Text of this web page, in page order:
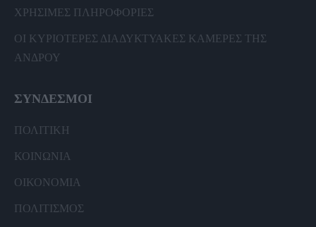
ΧΡΗΣΙΜΕΣ ΠΛΗΡΟΦΟΡΙΕΣ
ΟΙ ΚΥΡΙΟΤΕΡΕΣ ΔΙΑΔΥΚΤΥΑΚΕΣ ΚΑΜΕΡΕΣ ΤΗΣ
ΑΝΔΡΟΥ
ΣΥΝΔΕΣΜΟΙ
ΠΟΛΙΤΙΚΗ
ΚΟΙΝΩΝΙΑ
ΟΙΚΟΝΟΜΙΑ
ΠΟΛΙΤΙΣΜΟΣ